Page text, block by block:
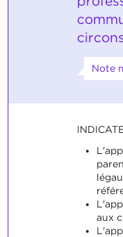
Note
aux